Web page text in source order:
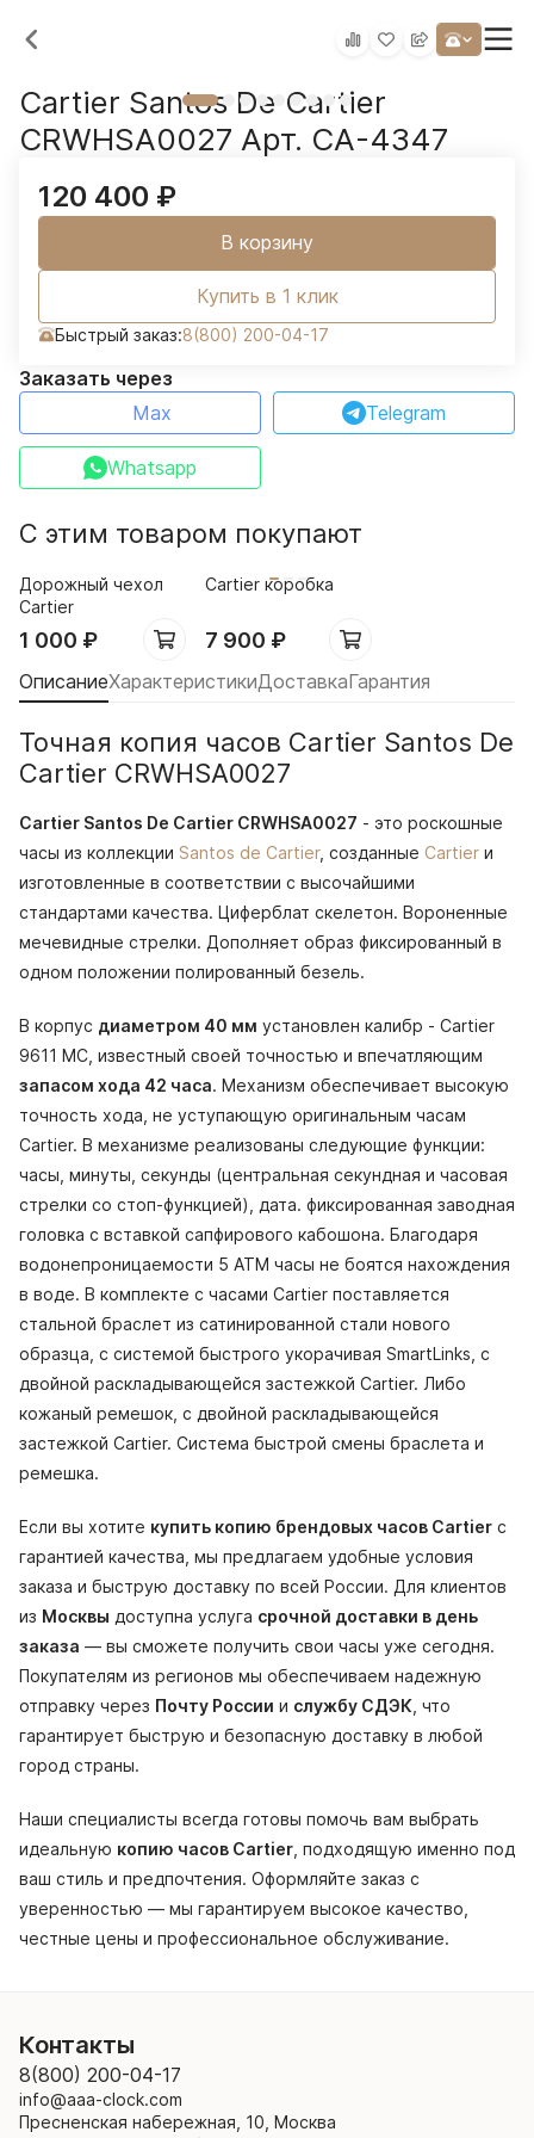
Cartier Santos De Cartier
CRWHSA0027 Арт. CA-4347
120 400 ₽
В корзину
Купить в 1 клик
Быстрый заказ:8(800) 200-04-17
Заказать через
Max
Telegram
Whatsapp
С этим товаром покупают
Дорожный чехол
Cartier
1 000 ₽
Cartier коробка
7 900 ₽
ОписаниеХарактеристикиДоставкаГарантия
Точная копия часов Cartier Santos De
Cartier CRWHSA0027
Cartier Santos De Cartier CRWHSA0027 - это роскошные
часы из коллекции Santos de Cartier, созданные Cartier и
изготовленные в соответствии с высочайшими
стандартами качества. Циферблат скелетон. Вороненные
мечевидные стрелки. Дополняет образ фиксированный в
одном положении полированный безель.
В корпус диаметром 40 мм установлен калибр - Cartier
9611 MC, известный своей точностью и впечатляющим
запасом хода 42 часа. Механизм обеспечивает высокую
точность хода, не уступающую оригинальным часам
Cartier. В механизме реализованы следующие функции:
часы, минуты, секунды (центральная секундная и часовая
стрелки со стоп-функцией), дата. фиксированная заводная
головка с вставкой сапфирового кабошона. Благодаря
водонепроницаемости 5 АТМ часы не боятся нахождения
в воде. В комплекте с часами Cartier поставляется
стальной браслет из сатинированной стали нового
образца, с системой быстрого укорачивая SmartLinks, с
двойной раскладывающейся застежкой Cartier. Либо
кожаный ремешок, с двойной раскладывающейся
застежкой Cartier. Система быстрой смены браслета и
ремешка.
Если вы хотите купить копию брендовых часов Cartier с
гарантией качества, мы предлагаем удобные условия
заказа и быструю доставку по всей России. Для клиентов
из Москвы доступна услуга срочной доставки в день
заказа — вы сможете получить свои часы уже сегодня.
Покупателям из регионов мы обеспечиваем надежную
отправку через Почту России и службу СДЭК , что
гарантирует быструю и безопасную доставку в любой
город страны.
Наши специалисты всегда готовы помочь вам выбрать
идеальную копию часов Cartier , подходящую именно под
ваш стиль и предпочтения. Оформляйте заказ с
уверенностью — мы гарантируем высокое качество,
честные цены и профессиональное обслуживание.
Контакты
8(800) 200-04-17
info@aaa-clock.com
Пресненская набережная, 10, Москва